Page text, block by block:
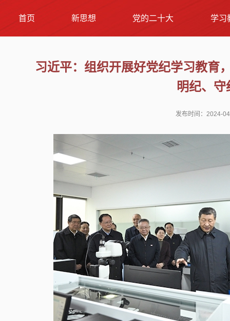
首页 新思想 党的二十大 学习
习近平：组织开展好党纪学习教育
明纪、守
发布时间：2024-